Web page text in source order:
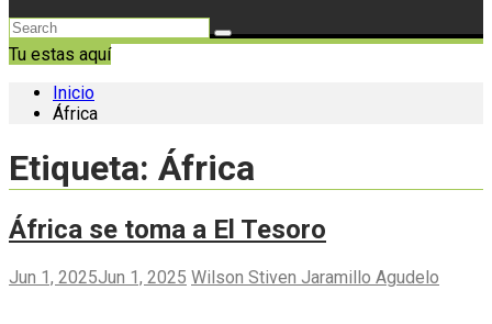
Tu estas aquí
Inicio
África
Etiqueta: África
África se toma a El Tesoro
Jun 1, 2025Jun 1, 2025 Wilson Stiven Jaramillo Agudelo